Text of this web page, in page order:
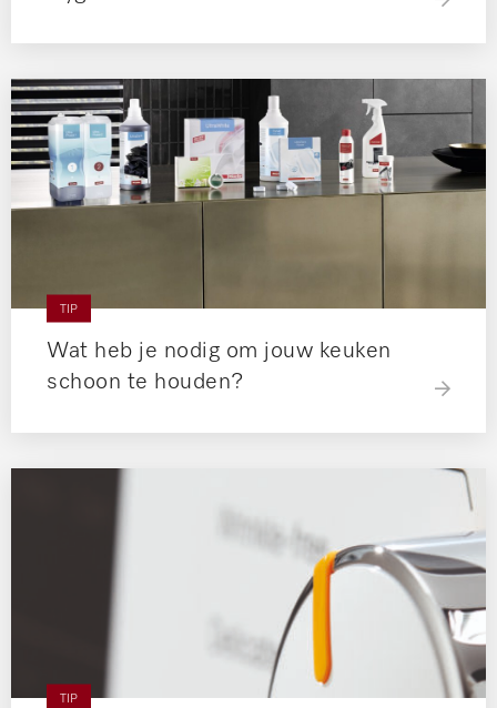
TIP
Wat heb je nodig om jouw keuken
schoon te houden?
TIP